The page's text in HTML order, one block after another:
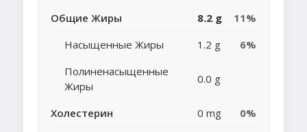
Общие Жиры 8.2 g
11%
Насыщенные Жиры
1.2 g
6%
Полиненасыщенные
Жиры
0.0 g
Холестерин 0 mg
0%